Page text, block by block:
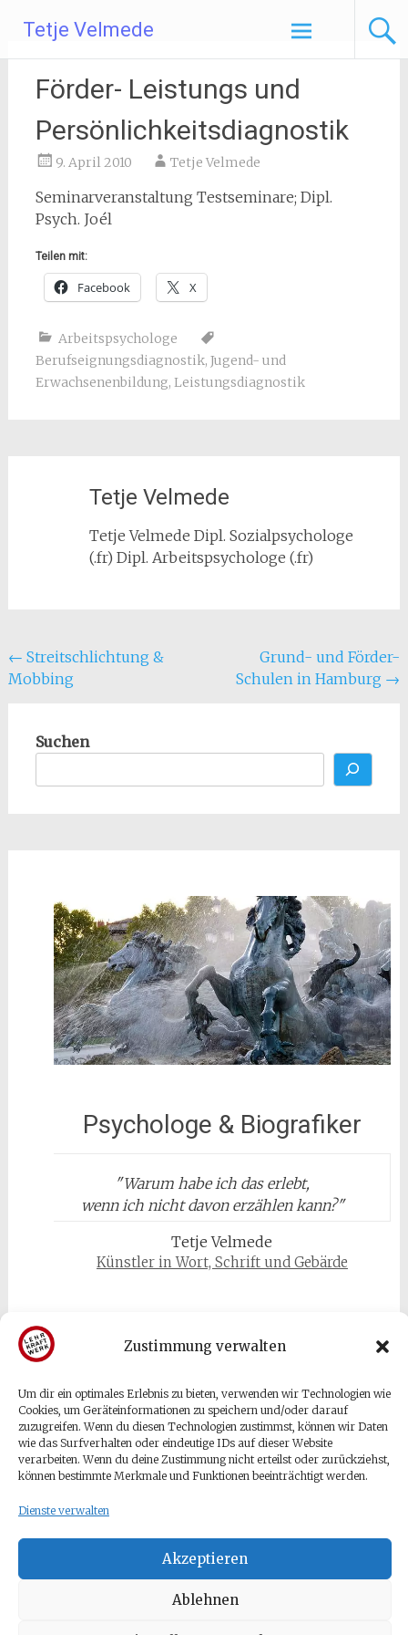
Zustimmung verwalten
Um dir ein optimales Erlebnis zu bieten, verwenden wir Technologien wie
Cookies, um Geräteinformationen zu speichern und/oder darauf
zuzugreifen. Wenn du diesen Technologien zustimmst, können wir Daten
wie das Surfverhalten oder eindeutige IDs auf dieser Website
verarbeiten. Wenn du deine Zustimmung nicht erteilst oder zurückziehst,
können bestimmte Merkmale und Funktionen beeinträchtigt werden.
Dienste verwalten
Akzeptieren
Ablehnen
Inhalt
springen
Tetje Velmede
Förder- Leistungs und
Persönlichkeitsdiagnostik
9. April 2010 Tetje Velmede
Seminarveranstaltung Testseminare; Dipl.
Psych. Joél
Teilen mit:
Facebook X
Arbeitspsychologe
Berufseignungsdiagnostik, Jugend- und
Erwachsenenbildung, Leistungsdiagnostik
Tetje Velmede
Tetje Velmede Dipl. Sozialpsychologe
(.fr) Dipl. Arbeitspsychologe (.fr)
Beitragsnavigation
← Streitschlichtung &
Mobbing
Grund- und Förder-
Schulen in Hamburg →
Suchen
Psychologe & Biografiker
"Warum habe ich das erlebt,
wenn ich nicht davon erzählen kann?"
Tetje Velmede
Künstler in Wort, Schrift und Gebärde
Gäste & Besucher
Anmelden
Eintrags-Feed
Kommentar-Feed
WordPress.org